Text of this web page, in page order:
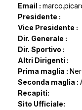
Email :
Presidente :
Vice Presidente :
Dir. Generale :
Dir. Sportivo :
Altri Dirigenti :
Prima maglia :
Seconda maglia :
Recapiti:
Sito Ufficiale: